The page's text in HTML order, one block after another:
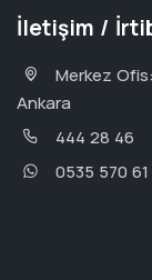
İletişim /
Merkez
Ankara
444 28 46
0535 570 61